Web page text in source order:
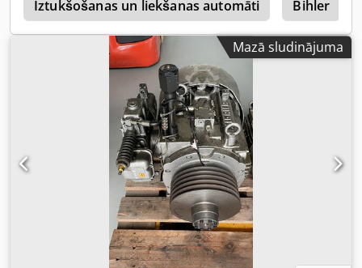
Iztukšošanas un liekšanas automāti Bihler
Mazā sludinājuma